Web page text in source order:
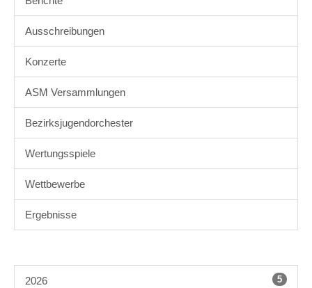
Ausschreibungen
Konzerte
ASM Versammlungen
Bezirksjugendorchester
Wertungsspiele
Wettbewerbe
Ergebnisse
2026 5